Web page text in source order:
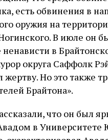
есть обвинения в
оружия на
В июле он
ненависти в
округа Саффолк
жертву. Но это также
Брайтона».
что он был
в